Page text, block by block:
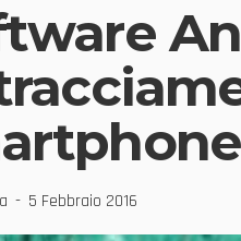
5 Febbraio 2016